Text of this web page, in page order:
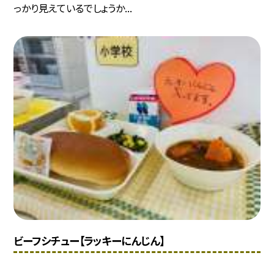
っかり見えているでしょうか...
ビーフシチュー【ラッキーにんじん】